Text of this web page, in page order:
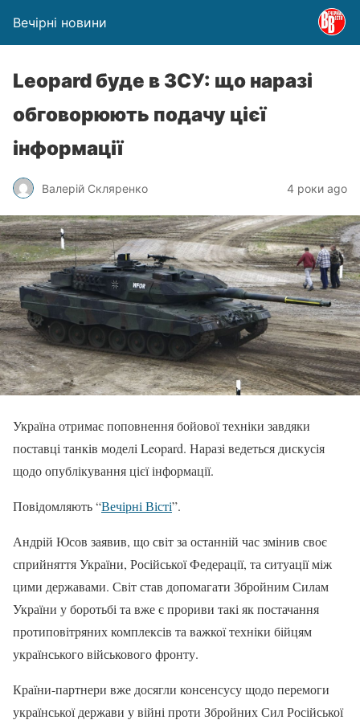
Вечірні новини
Leopard буде в ЗСУ: що наразі
обговорюють подачу цієї
інформації
Валерій Скляренко 4 роки ago
Україна отримає поповнення бойової техніки завдяки
поставці танків моделі Leopard. Наразі ведеться дискусія
щодо опублікування цієї інформації.
Повідомляють “Вечірні Вісті”.
Андрій Юсов заявив, що світ за останній час змінив своє
сприйняття України, Російської Федерації, та ситуації між
цими державами. Світ став допомагати Збройним Силам
України у боротьбі та вже є прориви такі як постачання
протиповітряних комплексів та важкої техніки бійцям
українського військового фронту.
Країни-партнери вже досягли консенсусу щодо перемоги
української держави у війні проти Збройних Сил Російської